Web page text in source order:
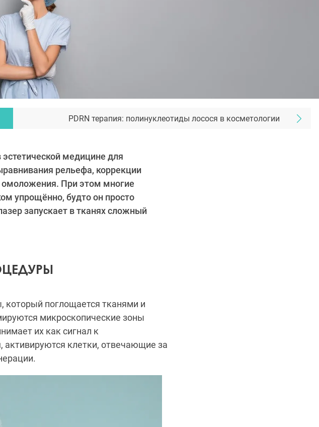
PDRN терапия: полинуклеотиды лосося в косметологии
медицине для
рельефа, коррекции
При этом многие
упрощённо, будто он просто
запускает в тканях сложный
который поглощается тканями и
микроскопические зоны
их как сигнал к
активируются клетки, отвечающие за